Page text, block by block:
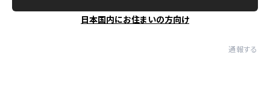
日本国内にお住まいの方向け
通報する